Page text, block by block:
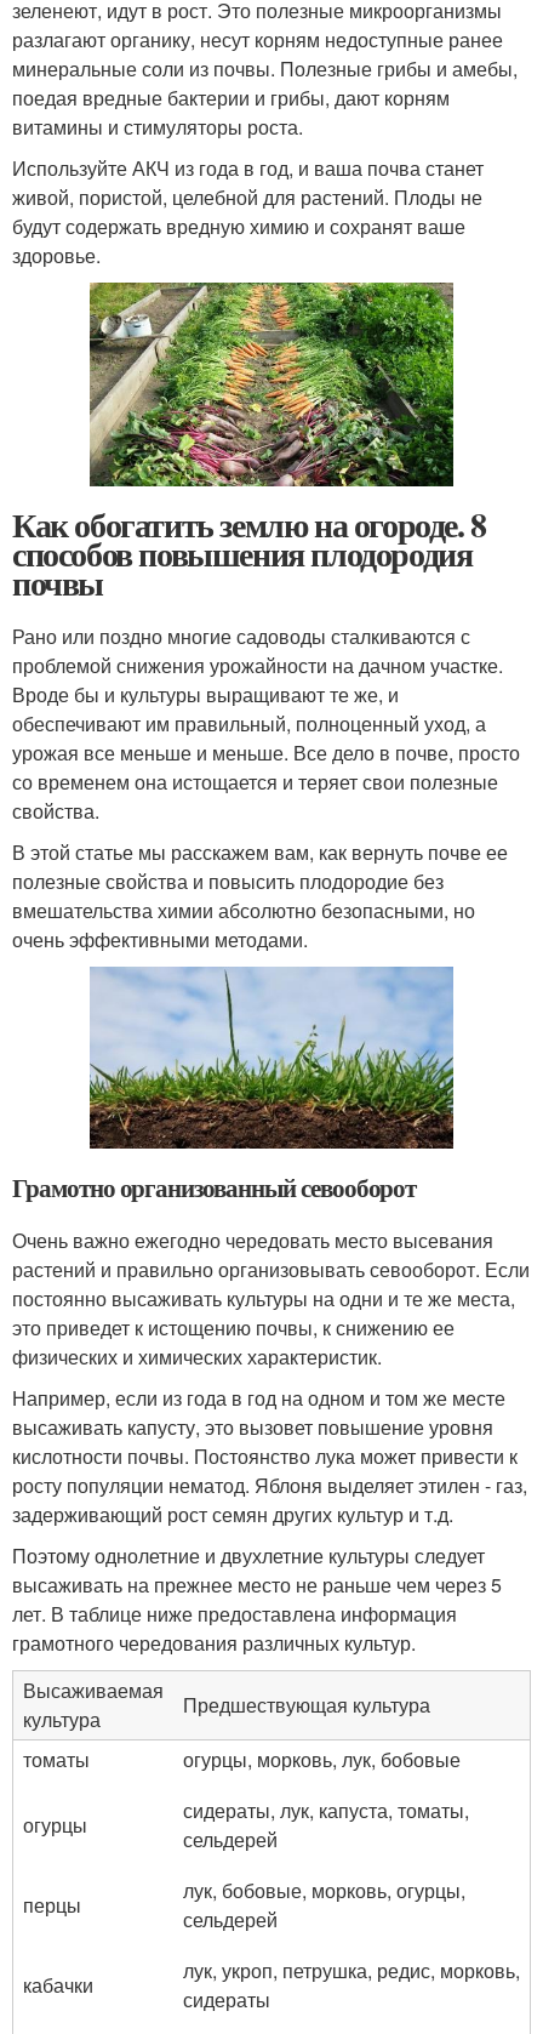
зеленеют, идут в рост. Это полезные микроорганизмы
разлагают органику, несут корням недоступные ранее
минеральные соли из почвы. Полезные грибы и амебы,
поедая вредные бактерии и грибы, дают корням
витамины и стимуляторы роста.
Используйте АКЧ из года в год, и ваша почва станет
живой, пористой, целебной для растений. Плоды не
будут содержать вредную химию и сохранят ваше
здоровье.
Как обогатить землю на огороде. 8
способов повышения плодородия
почвы
Рано или поздно многие садоводы сталкиваются с
проблемой снижения урожайности на дачном участке.
Вроде бы и культуры выращивают те же, и
обеспечивают им правильный, полноценный уход, а
урожая все меньше и меньше. Все дело в почве, просто
со временем она истощается и теряет свои полезные
свойства.
В этой статье мы расскажем вам, как вернуть почве ее
полезные свойства и повысить плодородие без
вмешательства химии абсолютно безопасными, но
очень эффективными методами.
Грамотно организованный севооборот
Очень важно ежегодно чередовать место высевания
растений и правильно организовывать севооборот. Если
постоянно высаживать культуры на одни и те же места,
это приведет к истощению почвы, к снижению ее
физических и химических характеристик.
Например, если из года в год на одном и том же месте
высаживать капусту, это вызовет повышение уровня
кислотности почвы. Постоянство лука может привести к
росту популяции нематод. Яблоня выделяет этилен - газ,
задерживающий рост семян других культур и т.д.
Поэтому однолетние и двухлетние культуры следует
высаживать на прежнее место не раньше чем через 5
лет. В таблице ниже предоставлена информация
грамотного чередования различных культур.
Высаживаемая
культура
Предшествующая культура
томаты
огурцы, морковь, лук, бобовые
огурцы
сидераты, лук, капуста, томаты,
сельдерей
перцы
лук, бобовые, морковь, огурцы,
сельдерей
кабачки
лук, укроп, петрушка, редис, морковь,
сидераты